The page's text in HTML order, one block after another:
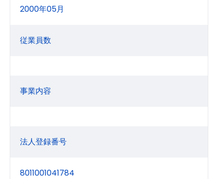
2000年05月
従業員数
事業内容
法人登録番号
8011001041784